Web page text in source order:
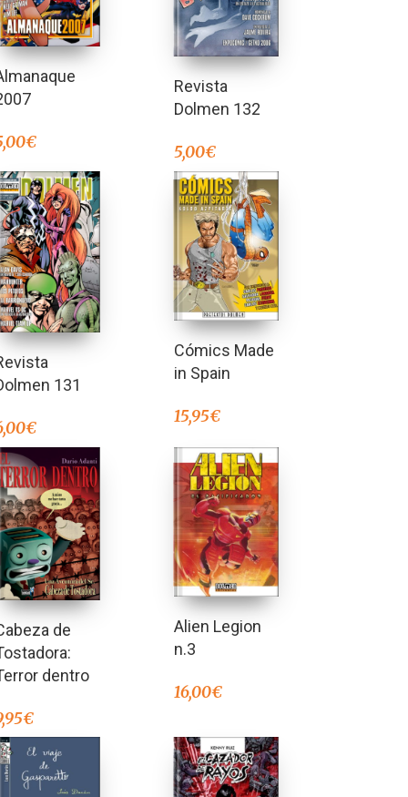
€
Revista
Dolmen 132
5,00€
131
€
Cómics Made
in Spain
15,95€
de
dentro
€
Alien Legion
n.3
16,00€